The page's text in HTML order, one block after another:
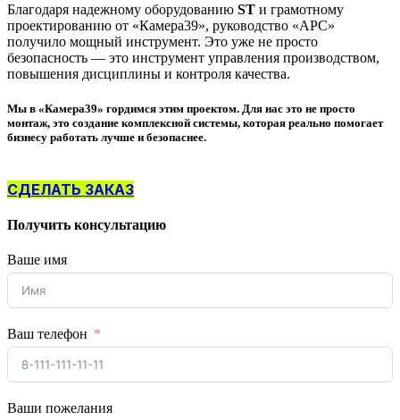
Благодаря надежному оборудованию ST и грамотному
проектированию от «Камера39», руководство «АРС»
получило мощный инструмент. Это уже не просто
безопасность — это инструмент управления производством,
повышения дисциплины и контроля качества.
Мы в «Камера39» гордимся этим проектом. Для нас это не просто
монтаж, это создание комплексной системы, которая реально помогает
бизнесу работать лучше и безопаснее.
СДЕЛАТЬ ЗАКАЗ
Получить консультацию
Ваше имя
Ваш телефон
Ваши пожелания